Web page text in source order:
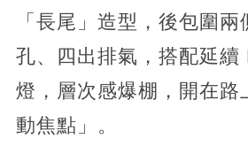
「長尾」造型，後包圍
孔、四出排氣，搭配延續
燈，層次感爆棚，開在路
動焦點」。